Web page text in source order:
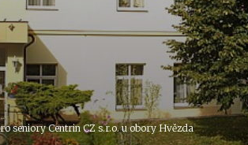
seniory Centrin CZ s.r.o. u obory Hvězda